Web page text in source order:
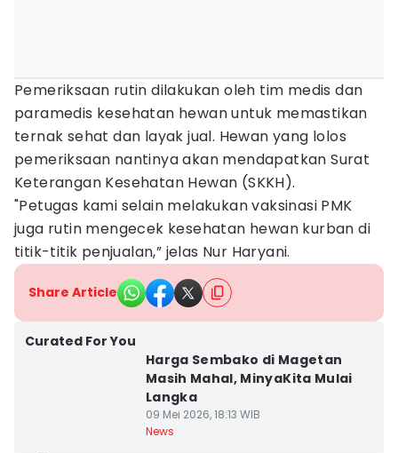
Pemeriksaan rutin dilakukan oleh tim medis dan
paramedis kesehatan hewan untuk memastikan
ternak sehat dan layak jual. Hewan yang lolos
pemeriksaan nantinya akan mendapatkan Surat
Keterangan Kesehatan Hewan (SKKH).
"Petugas kami selain melakukan vaksinasi PMK
juga rutin mengecek kesehatan hewan kurban di
titik-titik penjualan,” jelas Nur Haryani.
Share Article
Curated For You
Harga Sembako di Magetan
Masih Mahal, MinyaKita Mulai
Langka
09 Mei 2026, 18:13 WIB
News